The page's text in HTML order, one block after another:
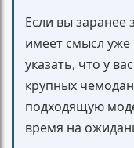
Если вы заранее
имеет смысл
указать, что у
крупных
подходящую
время на